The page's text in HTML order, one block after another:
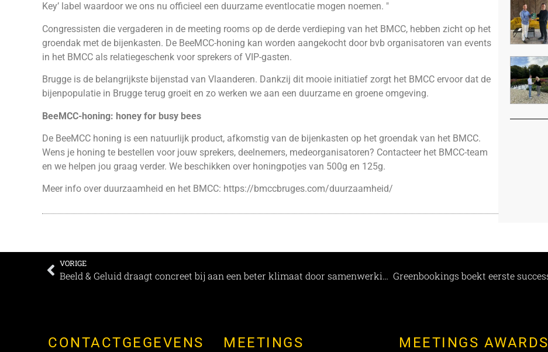
Key’ label waardoor we ons nu officieel een duurzame eventlocatie mogen noemen. "
Congressisten die vergaderen in de meeting rooms op de derde verdieping van het BMCC, hebben zicht op het
groendak met de bijenkasten. De BeeMCC-honing kan worden aangekocht door bvb organisatoren van events
in het BMCC als relatiegeschenk voor sprekers of VIP-gasten.
Brugge is de belangrijkste bijenstad van Vlaanderen. Dankzij dit mooie initiatief zorgt het BMCC ervoor dat de
bijenpopulatie in Brugge terug groeit en zo werken we aan een duurzame en groene omgeving.
BeeMCC-honing: honey for busy bees
De BeeMCC honing is een natuurlijk product, afkomstig van de bijenkasten op het groendak van het BMCC.
Wens je honing te bestellen voor jouw sprekers, deelnemers, medeorganisatoren? Contacteer het BMCC-team
en we helpen jou graag verder. We beschikken over honingpotjes van 500g en 125g.
Meer info over duurzaamheid en het BMCC: https://bmccbruges.com/duurzaamheid/
VORIGE
Beeld & Geluid draagt concreet bij aan een beter klimaat door samenwerking met Greenbookings.
CONTACTGEGEVENS MEETINGS MEETINGS AWARDS